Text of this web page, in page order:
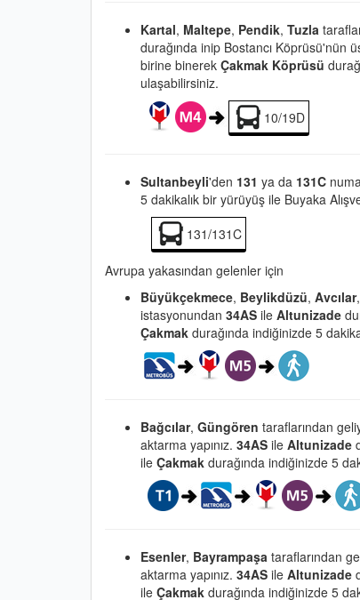
Kartal, Maltepe, Pendik, Tuzla
durağında inip Bostancı Köprüsü'nün
birine binerek Çakmak Köprüsü
ulaşabilirsiniz.
10/19D
Sultanbeyli'den 131 ya da 131C
5 dakikalık bir yürüyüş ile Buyaka
131/131C
Avrupa yakasından gelenler için
Büyükçekmece, Beylikdüzü, Avcılar,
istasyonundan 34AS ile Altunizade
Çakmak durağında indiğinizde 5
Bağcılar, Güngören taraflarından
aktarma yapınız. 34AS ile Altunizade
ile Çakmak durağında indiğinizde 5
Esenler, Bayrampaşa taraflarından
aktarma yapınız. 34AS ile Altunizade
ile Çakmak durağında indiğinizde 5